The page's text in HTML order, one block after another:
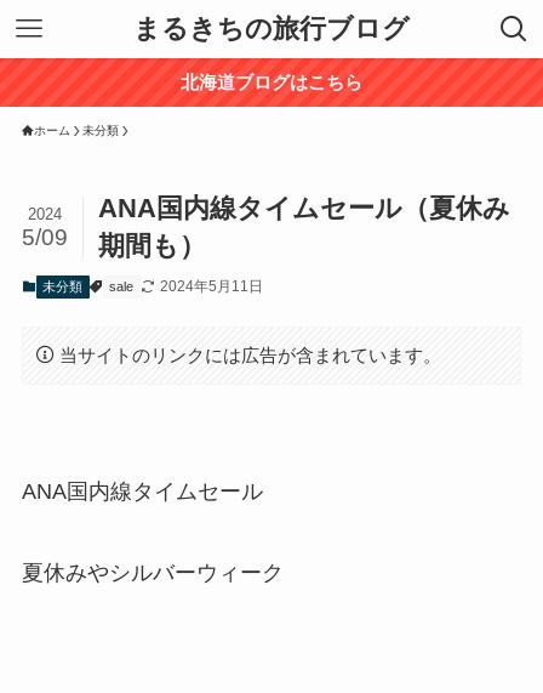
まるきちの旅行ブログ
北海道ブログはこちら
ホーム 未分類
ANA国内線タイムセール（夏休み
期間も）
2024
5/09
未分類 sale 2024年5月11日
当サイトのリンクには広告が含まれています。
ANA国内線タイムセール
夏休みやシルバーウィーク